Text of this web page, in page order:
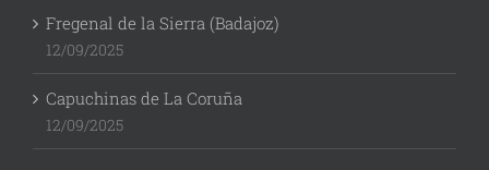
Fregenal de la Sierra (Badajoz)
12/09/2025
Capuchinas de La Coruña
12/09/2025